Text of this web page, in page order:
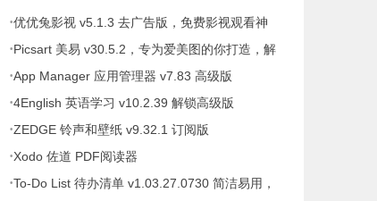
·优优兔影视 v5.1.3 去广告版，免费影视观看神
器
·Picsart 美易 v30.5.2，专为爱美图的你打造，解
锁高级版
·App Manager 应用管理器 v7.83 高级版
·4English 英语学习 v10.2.39 解锁高级版
·ZEDGE 铃声和壁纸 v9.32.1 订阅版
·Xodo 佐道 PDF阅读器
·To-Do List 待办清单 v1.03.27.0730 简洁易用，